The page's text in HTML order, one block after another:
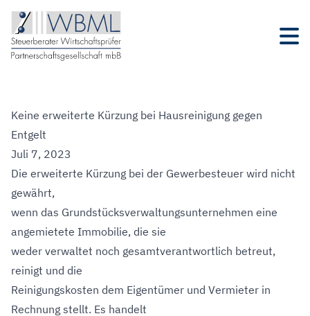
Keine erweiterte Kürzung bei Hausreinigung gegen
Entgelt
Juli 7, 2023
Die erweiterte Kürzung bei der Gewerbesteuer wird nicht
gewährt,
wenn das Grundstücksverwaltungsunternehmen eine
angemietete Immobilie, die sie
weder verwaltet noch gesamtverantwortlich betreut,
reinigt und die
Reinigungskosten dem Eigentümer und Vermieter in
Rechnung stellt. Es handelt